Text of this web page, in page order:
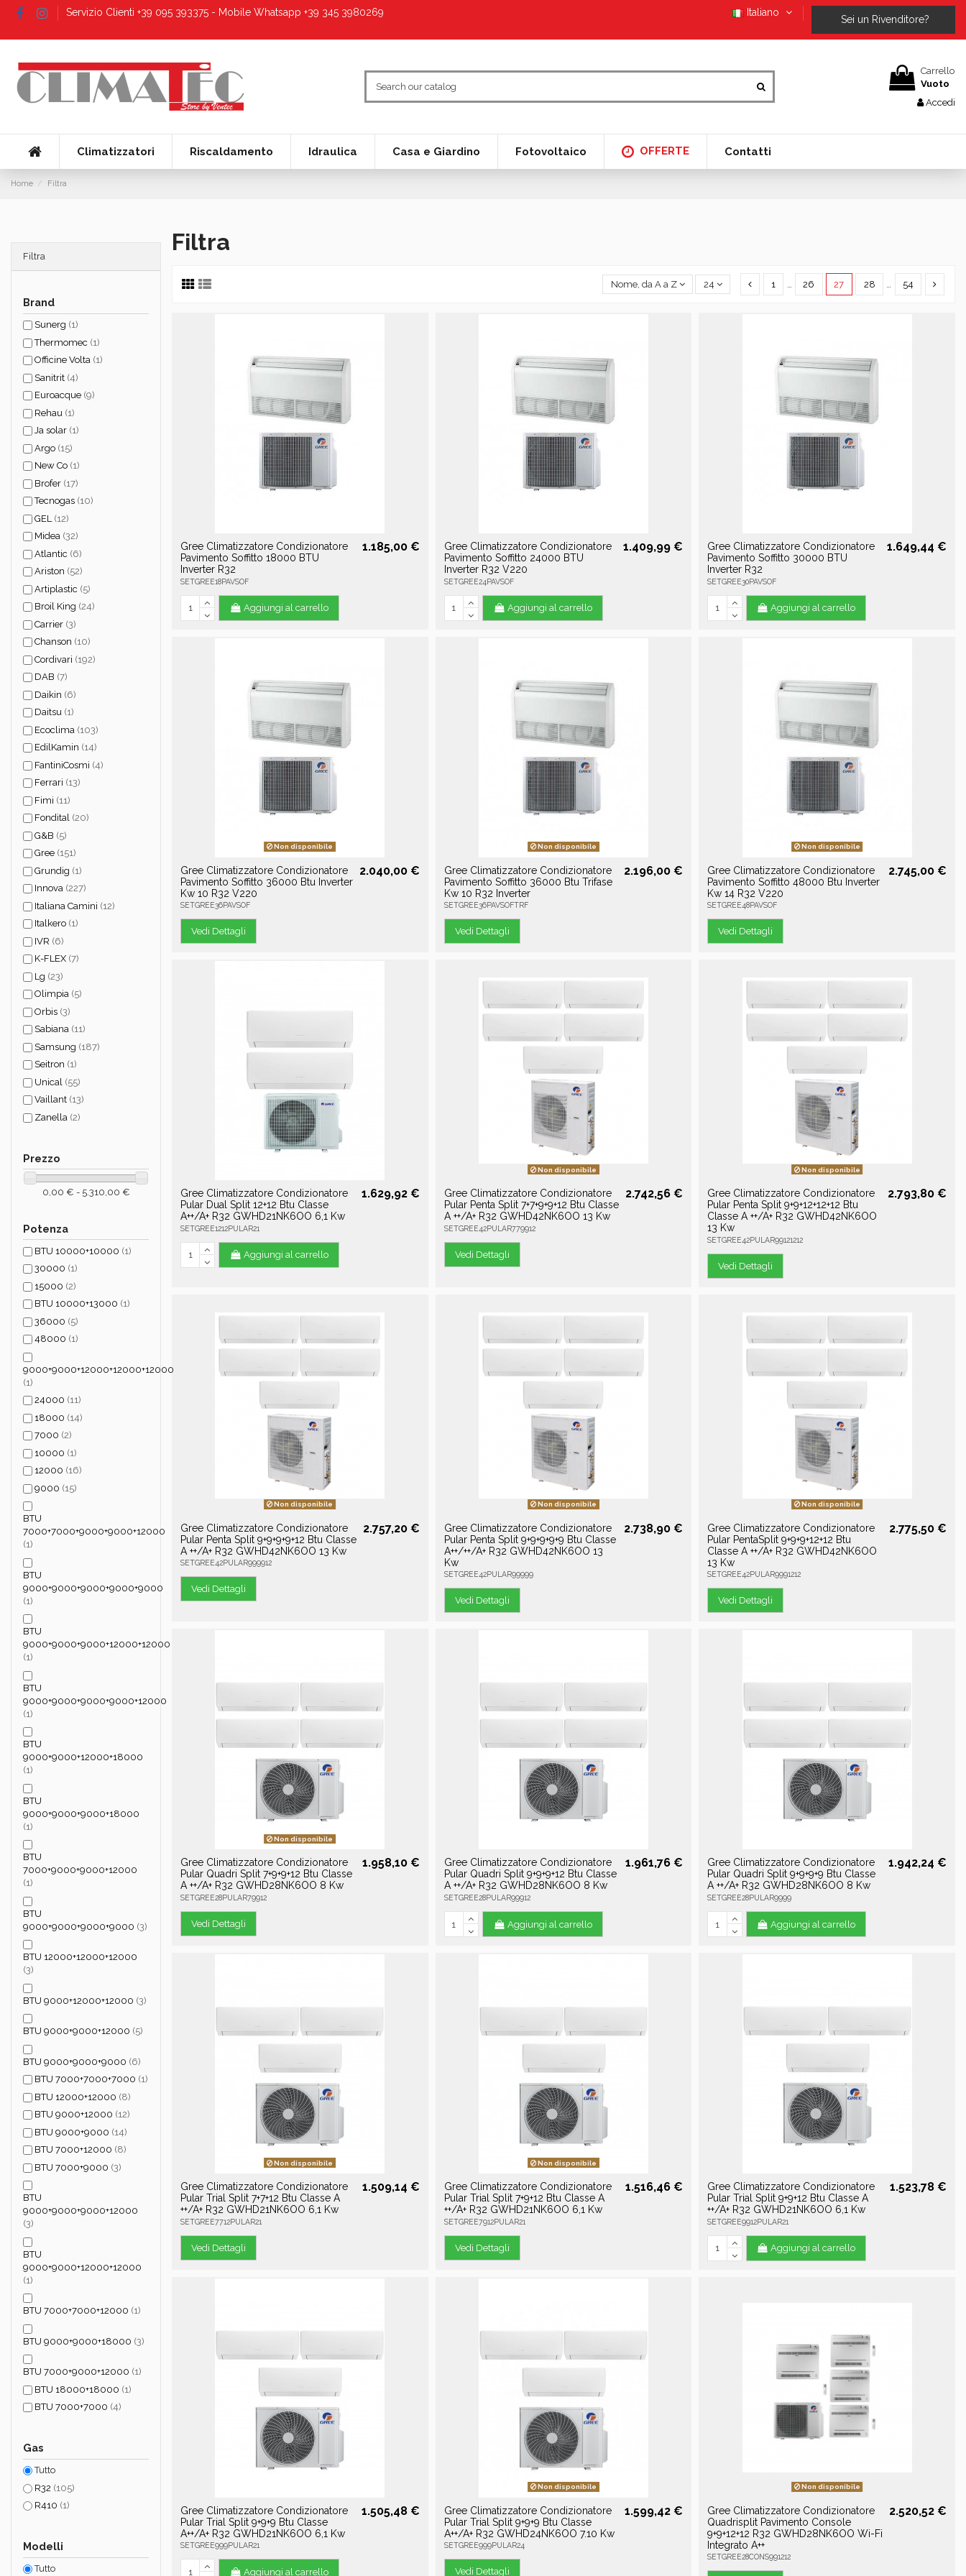
Servizio Clienti +39 095 393375 - Mobile Whatsapp +39 345 3980269 Italiano
Sei un Rivenditore?
Carrello
Vuoto
Accedi
Climatizzatori Riscaldamento Idraulica Casa e Giardino Fotovoltaico OFFERTE Contatti
Home Filtra
Filtra
Nome, da A a Z 24 1 26 27 28 54
Gree Climatizzatore Condizionatore
Pavimento Soffitto 18000 BTU
Inverter R32
SETGREE18PAVSOF
1.185,00 €
Aggiungi al carrello
Gree Climatizzatore Condizionatore
Pavimento Soffitto 24000 BTU
Inverter R32 V220
SETGREE24PAVSOF
1.409,99 €
Aggiungi al carrello
Gree Climatizzatore Condizionatore
Pavimento Soffitto 30000 BTU
Inverter R32
SETGREE30PAVSOF
1.649,44 €
Aggiungi al carrello
Non disponibile
Gree Climatizzatore Condizionatore
Pavimento Soffitto 36000 Btu Inverter
Kw 10 R32 V220
SETGREE36PAVSOF
2.040,00 €
Vedi Dettagli
Non disponibile
Gree Climatizzatore Condizionatore
Pavimento Soffitto 36000 Btu Trifase
Kw 10 R32 Inverter
SETGREE36PAVSOFTRF
2.196,00 €
Vedi Dettagli
Non disponibile
Gree Climatizzatore Condizionatore
Pavimento Soffitto 48000 Btu Inverter
Kw 14 R32 V220
SETGREE48PAVSOF
2.745,00 €
Vedi Dettagli
Gree Climatizzatore Condizionatore
Pular Dual Split 12+12 Btu Classe
A++/A+ R32 GWHD21NK6OO 6,1 Kw
SETGREE1212PULAR21
1.629,92 €
Aggiungi al carrello
Non disponibile
Gree Climatizzatore Condizionatore
Pular Penta Split 7+7+9+9+12 Btu Classe
A ++/A+ R32 GWHD42NK6OO 13 Kw
SETGREE42PULAR779912
2.742,56 €
Vedi Dettagli
Non disponibile
Gree Climatizzatore Condizionatore
Pular Penta Split 9+9+12+12+12 Btu
Classe A ++/A+ R32 GWHD42NK6OO
13 Kw
SETGREE42PULAR99121212
2.793,80 €
Vedi Dettagli
Non disponibile
Gree Climatizzatore Condizionatore
Pular Penta Split 9+9+9+9+12 Btu Classe
A ++/A+ R32 GWHD42NK6OO 13 Kw
SETGREE42PULAR999912
2.757,20 €
Vedi Dettagli
Non disponibile
Gree Climatizzatore Condizionatore
Pular Penta Split 9+9+9+9+9 Btu Classe
A++/++/A+ R32 GWHD42NK6OO 13
Kw
SETGREE42PULAR99999
2.738,90 €
Vedi Dettagli
Non disponibile
Gree Climatizzatore Condizionatore
Pular PentaSplit 9+9+9+12+12 Btu
Classe A ++/A+ R32 GWHD42NK6OO
13 Kw
SETGREE42PULAR9991212
2.775,50 €
Vedi Dettagli
Non disponibile
Gree Climatizzatore Condizionatore
Pular Quadri Split 7+9+9+12 Btu Classe
A ++/A+ R32 GWHD28NK6OO 8 Kw
SETGREE28PULAR79912
1.958,10 €
Vedi Dettagli
Gree Climatizzatore Condizionatore
Pular Quadri Split 9+9+9+12 Btu Classe
A ++/A+ R32 GWHD28NK6OO 8 Kw
SETGREE28PULAR99912
1.961,76 €
Aggiungi al carrello
Gree Climatizzatore Condizionatore
Pular Quadri Split 9+9+9+9 Btu Classe
A ++/A+ R32 GWHD28NK6OO 8 Kw
SETGREE28PULAR9999
1.942,24 €
Aggiungi al carrello
Non disponibile
Gree Climatizzatore Condizionatore
Pular Trial Split 7+7+12 Btu Classe A
++/A+ R32 GWHD21NK6OO 6,1 Kw
SETGREE7712PULAR21
1.509,14 €
Vedi Dettagli
Non disponibile
Gree Climatizzatore Condizionatore
Pular Trial Split 7+9+12 Btu Classe A
++/A+ R32 GWHD21NK6OO 6,1 Kw
SETGREE7912PULAR21
1.516,46 €
Vedi Dettagli
Gree Climatizzatore Condizionatore
Pular Trial Split 9+9+12 Btu Classe A
++/A+ R32 GWHD21NK6OO 6,1 Kw
SETGREE9912PULAR21
1.523,78 €
Aggiungi al carrello
Gree Climatizzatore Condizionatore
Pular Trial Split 9+9+9 Btu Classe
A++/A+ R32 GWHD21NK6OO 6,1 Kw
SETGREE999PULAR21
1.505,48 €
Aggiungi al carrello
Non disponibile
Gree Climatizzatore Condizionatore
Pular Trial Split 9+9+9 Btu Classe
A++/A+ R32 GWHD24NK6OO 7.10 Kw
SETGREE999PULAR24
1.599,42 €
Vedi Dettagli
Non disponibile
Gree Climatizzatore Condizionatore
Quadrisplit Pavimento Console
9+9+12+12 R32 GWHD28NK6OO Wi-Fi
Integrato A++
SETGREE28CONS991212
2.520,52 €
Filtra
Brand
Sunerg (1)
Thermomec (1)
Officine Volta (1)
Sanitrit (4)
Euroacque (9)
Rehau (1)
Ja solar (1)
Argo (15)
New Co (1)
Brofer (17)
Tecnogas (10)
GEL (12)
Midea (32)
Atlantic (6)
Ariston (52)
Artiplastic (5)
Broil King (24)
Carrier (3)
Chanson (10)
Cordivari (192)
DAB (7)
Daikin (6)
Daitsu (1)
Ecoclima (103)
EdilKamin (14)
FantiniCosmi (4)
Ferrari (13)
Fimi (11)
Fondital (20)
G&B (5)
Gree (151)
Grundig (1)
Innova (227)
Italiana Camini (12)
Italkero (1)
IVR (6)
K-FLEX (7)
Lg (23)
Olimpia (5)
Orbis (3)
Sabiana (11)
Samsung (187)
Seitron (1)
Unical (55)
Vaillant (13)
Zanella (2)
Prezzo
0,00 € - 5.310,00 €
Potenza
BTU 10000+10000 (1)
30000 (1)
15000 (2)
BTU 10000+13000 (1)
36000 (5)
48000 (1)
9000+9000+12000+12000+12000
(1)
24000 (11)
18000 (14)
7000 (2)
10000 (1)
12000 (16)
9000 (15)
BTU
7000+7000+9000+9000+12000
(1)
BTU
9000+9000+9000+9000+9000
(1)
BTU
9000+9000+9000+12000+12000
(1)
BTU
9000+9000+9000+9000+12000
(1)
BTU
9000+9000+12000+18000
(1)
BTU
9000+9000+9000+18000
(1)
BTU
7000+9000+9000+12000
(1)
BTU
9000+9000+9000+9000 (3)
BTU 12000+12000+12000
(3)
BTU 9000+12000+12000 (3)
BTU 9000+9000+12000 (5)
BTU 9000+9000+9000 (6)
BTU 7000+7000+7000 (1)
BTU 12000+12000 (8)
BTU 9000+12000 (12)
BTU 9000+9000 (14)
BTU 7000+12000 (8)
BTU 7000+9000 (3)
BTU
9000+9000+9000+12000
(3)
BTU
9000+9000+12000+12000
(1)
BTU 7000+7000+12000 (1)
BTU 9000+9000+18000 (3)
BTU 7000+9000+12000 (1)
BTU 18000+18000 (1)
BTU 7000+7000 (4)
Gas
Tutto
R32 (105)
R410 (1)
Modelli
Tutto